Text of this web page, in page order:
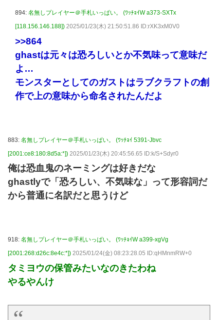
894: 名無しプレイヤー＠手札いっぱい。 (ﾜｯﾁｮｲW a373-SXTx
[118.156.146.188]) 2025/01/23(木) 21:50:51.86 ID:rXK3xM0V0
>>864
ghastは元々は恐ろしいとか不気味って意味だ
よ…
モンスターとしてのガストはラブクラフトの創
作で上の意味から命名されたんだよ
883: 名無しプレイヤー＠手札いっぱい。 (ﾜｯﾁｮｲ 5391-Jbvc
[2001:ce8:180:8d5a:*]) 2025/01/23(木) 20:45:56.65 ID:k/S+Sdyr0
俺は恐血鬼のネーミングは好きだな
ghastlyで「恐ろしい、不気味な」って形容詞だ
から普通に名訳だと思うけど
918: 名無しプレイヤー＠手札いっぱい。 (ﾜｯﾁｮｲW a399-xgVg
[2001:268:d26c:8e4c:*]) 2025/01/24(金) 08:23:28.05 ID:qHMnmRW+0
タミヨウの保管みたいなのきたわね
やるやんけ